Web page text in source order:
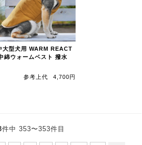
型犬用 WARM REACT
綿ウォームベスト 撥水
参考上代
4,700円
件中 353〜353件目